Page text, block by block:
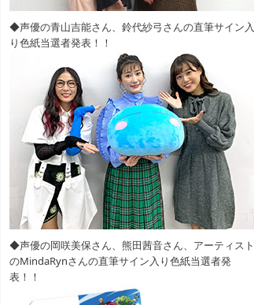
◆声優の青山吉能さん、鈴代紗弓さんの直筆サイン入
り色紙当選者発表！！
◆声優の岡咲美保さん、熊田茜音さん、アーティスト
のMindaRynさんの直筆サイン入り色紙当選者発
表！！